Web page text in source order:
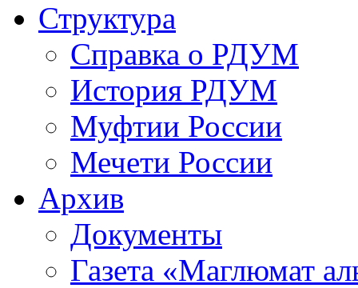
Структура
Справка о РДУМ
История РДУМ
Муфтии России
Мечети России
Архив
Документы
Газета «Маглюмат